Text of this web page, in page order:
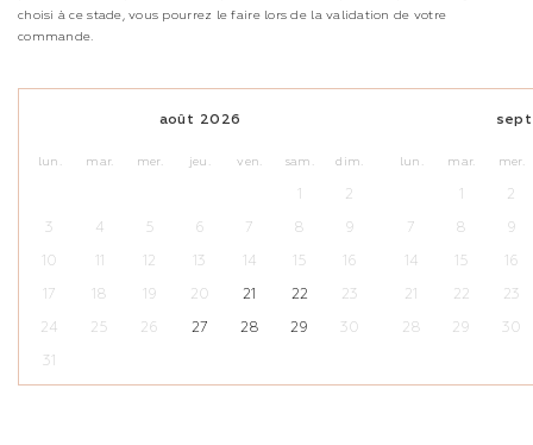
choisi à ce stade, vous pourrez le faire lors de la validation de votre
commande.
août 2026
lun. mar. mer. jeu. ven. sam. dim.
2
3 4 5 6 7 8 9
10 12 13 14 15 16
17 18 19 20 21 22 23
24 25 26 27 28 29 30
31
lun. mar. mer.
2
7 8 9
14 15 16
21 22 23
28 29 30